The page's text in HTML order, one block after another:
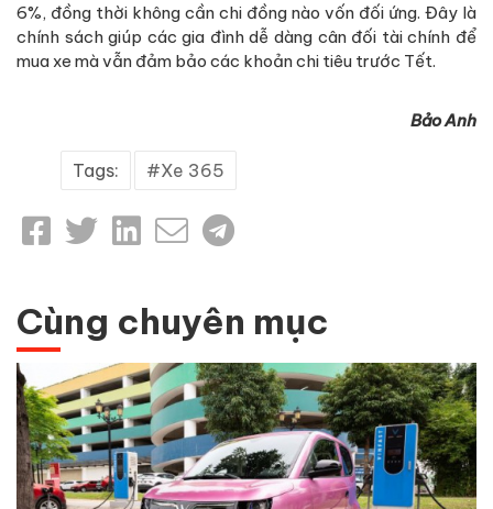
6%, đồng thời không cần chi đồng nào vốn đối ứng. Đây là
chính sách giúp các gia đình dễ dàng cân đối tài chính để
mua xe mà vẫn đảm bảo các khoản chi tiêu trước Tết.
Bảo Anh
Tags: Xe 365
Cùng chuyên mục